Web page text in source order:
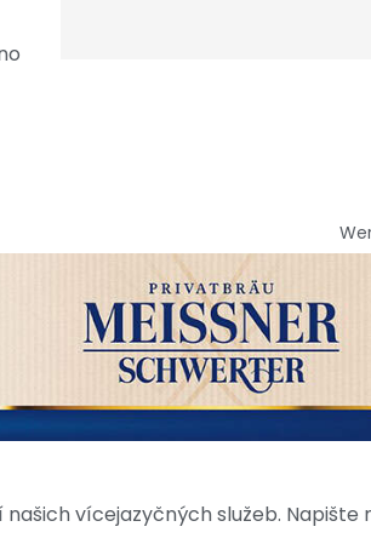
vícejazyčných služeb. Napište